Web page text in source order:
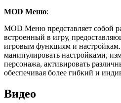
MOD Меню:
MOD Меню представляет собой
встроенный в игру,
игровым функциям и
манипулировать настройками,
персонажа, активировать
обеспечивая более гибкий и
Видео